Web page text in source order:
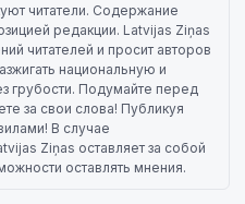
читатели. Содержание
редакции. Latvijas Ziņas
читателей и просит авторов
национальную и
грубости. Подумайте перед
за свои слова! Публикуя
В случае
Ziņas оставляет за собой
оставлять мнения.